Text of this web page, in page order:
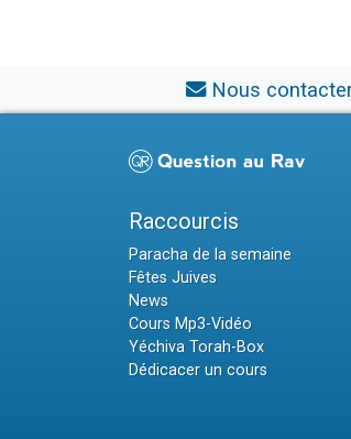
Nous
Raccourcis
Paracha de la semaine
Fêtes Juives
News
Cours Mp3-Vidéo
Yéchiva Torah-Box
Dédicacer un cours